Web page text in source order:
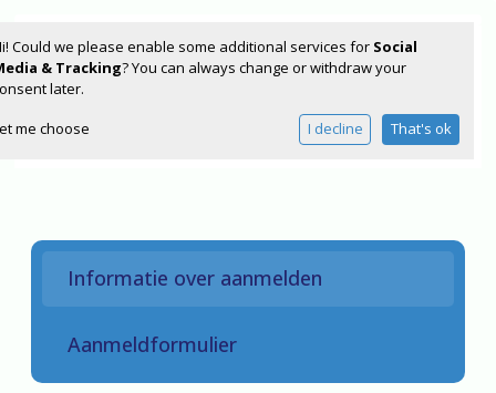
Aanmelden
Praktische informatie
Nieuwsbrief
Informatie over aanmelden
Aanmeldformulier
Could we please enable some additional services for Social
& Tracking? You can always change or withdraw your
later.
me choose I decline That's ok